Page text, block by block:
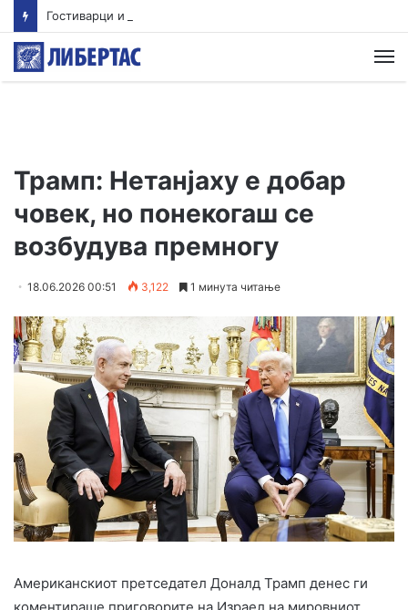
Гостиварци и натаму без пивка вода
Трамп: Нетанјаху е добар
човек, но понекогаш се
возбудува премногу
18.06.2026 00:51 3,122 1 минута читање
Американскиот претседател Доналд Трамп денес ги